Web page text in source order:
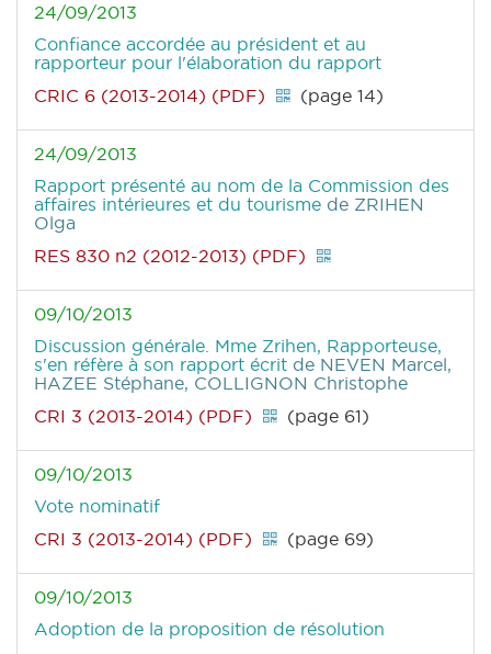
24/09/2013
Confiance accordée au président et au
rapporteur pour l'élaboration du rapport
CRIC 6 (2013-2014) (PDF)
(page 14)
24/09/2013
Rapport présenté au nom de la Commission des
affaires intérieures et du tourisme de ZRIHEN
Olga
RES 830 n2 (2012-2013) (PDF)
09/10/2013
Discussion générale. Mme Zrihen, Rapporteuse,
s'en réfère à son rapport écrit de NEVEN Marcel,
HAZEE Stéphane, COLLIGNON Christophe
CRI 3 (2013-2014) (PDF)
(page 61)
09/10/2013
Vote nominatif
CRI 3 (2013-2014) (PDF)
(page 69)
09/10/2013
Adoption de la proposition de résolution